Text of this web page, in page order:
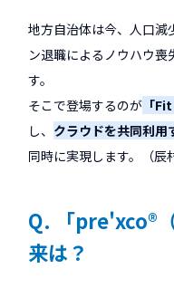
地方自治体は今、人口減
ン退職によるノウハウ
す。
そこで登場するのが 「
し、 クラウドを共同利用
同時に実現します。（辰
Q. 「pre'xco®
来は？